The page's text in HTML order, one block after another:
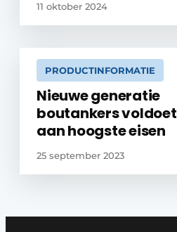
11 oktober 2024
PRODUCTINFORMATIE
Nieuwe generatie
boutankers voldoet
aan hoogste eisen
25 september 2023